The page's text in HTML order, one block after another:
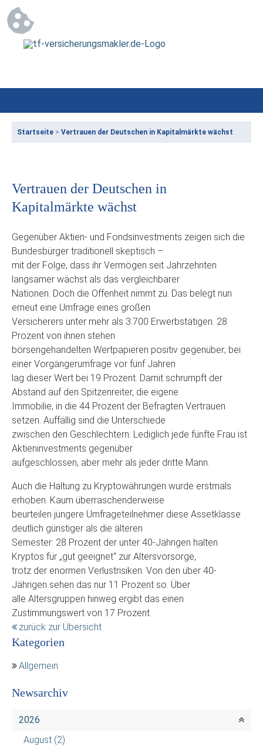
Startseite > Vertrauen der Deutschen in Kapitalmärkte wächst
Vertrauen der Deutschen in
Kapitalmärkte wächst
Gegenüber Aktien- und Fondsinvestments zeigen sich die
Bundesbürger traditionell skeptisch –
mit der Folge, dass ihr Vermögen seit Jahrzehnten
langsamer wächst als das vergleichbarer
Nationen. Doch die Offenheit nimmt zu. Das belegt nun
erneut eine Umfrage eines großen
Versicherers unter mehr als 3.700 Erwerbstätigen. 28
Prozent von ihnen stehen
börsengehandelten Wertpapieren positiv gegenüber; bei
einer Vorgängerumfrage vor fünf Jahren
lag dieser Wert bei 19 Prozent. Damit schrumpft der
Abstand auf den Spitzenreiter, die eigene
Immobilie, in die 44 Prozent der Befragten Vertrauen
setzen. Auffällig sind die Unterschiede
zwischen den Geschlechtern: Lediglich jede fünfte Frau ist
Aktieninvestments gegenüber
aufgeschlossen, aber mehr als jeder dritte Mann.
Auch die Haltung zu Kryptowährungen wurde erstmals
erhoben. Kaum überraschenderweise
beurteilen jüngere Umfrageteilnehmer diese Assetklasse
deutlich günstiger als die älteren
Semester: 28 Prozent der unter 40-Jährigen halten
Kryptos für „gut geeignet“ zur Altersvorsorge,
trotz der enormen Verlustrisiken. Von den über 40-
Jährigen sehen das nur 11 Prozent so. Über
alle Altersgruppen hinweg ergibt das einen
Zustimmungswert von 17 Prozent.
zurück zur Übersicht
Kategorien
Allgemein
Newsarchiv
2026
August (2)